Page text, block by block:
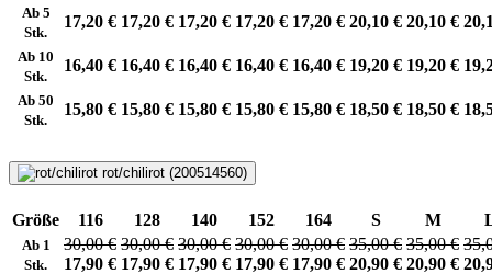
Ab 5
Stk.
17,20 € 17,20 € 17,20 € 17,20 € 17,20 € 20,10 € 20,10 €
Ab 10
Stk.
16,40 € 16,40 € 16,40 € 16,40 € 16,40 € 19,20 € 19,20 €
Ab 50
Stk.
15,80 € 15,80 € 15,80 € 15,80 € 15,80 € 18,50 € 18,50 €
rot/chilirot (200514560)
Größe 116 128 140 152 164 S M
Ab 1
Stk.
30,00 €
17,90 €
30,00 €
17,90 €
30,00 €
17,90 €
30,00 €
17,90 €
30,00 €
17,90 €
35,00 €
20,90 €
35,00 €
20,90 €